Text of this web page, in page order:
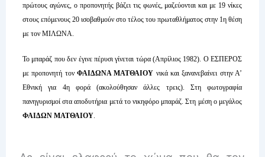
πρώτους αγώνες, ο προπονητής βάζει τις φωνές, μαζεύονται και με 19 νίκες
στους επόμενους 20 ισοβαθμούν στο τέλος του πρωταθλήματος στην 1η θέση
με τον ΜΙΛΩΝΑ.
Το μπαράζ που δεν έγινε πέρυσι γίνεται τώρα (Απρίλιος 1982). Ο ΕΣΠΕΡΟΣ
με προπονητή τονΦΑΙΔΩΝΑ ΜΑΤΘΑΙΟΥ νικά και ξανανεβαίνει στην Α’
Εθνική για 4η φορά (ακολούθησαν άλλες τρεις). Στη φωτογραφία
πανηγυρισμοί στα αποδυτήρια μετά το νικηφόρο μπαράζ. Στη μέση ο μεγάλος
ΦΑΙΔΩΝ ΜΑΤΘΑΙΟΥ.